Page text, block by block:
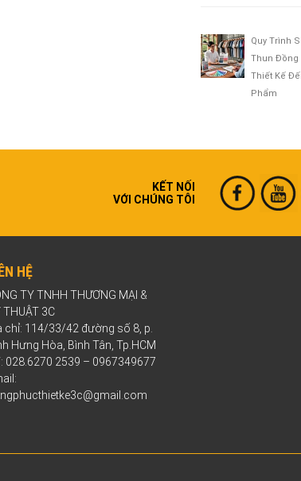
Quy Trình
Thun Đồng
Thiết Kế
Phẩm
KẾT NỐI
VỚI CHÚNG TÔI
HỆ
TY TNHH THƯƠNG MẠI &
THUẬT 3C
chỉ: 114/33/42 đường số 8, p.
Hưng Hòa, Bình Tân, Tp.HCM
028.6270 2539 – 0967349677